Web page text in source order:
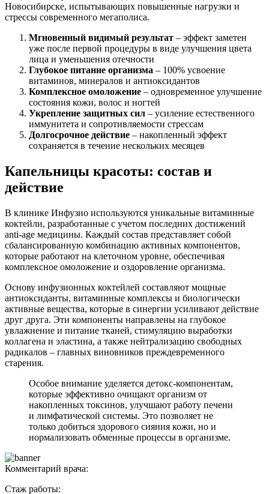
Новосибирске, испытывающих повышенные нагрузки и
стрессы современного мегаполиса.
Мгновенный видимый результат – эффект заметен
уже после первой процедуры в виде улучшения цвета
лица и уменьшения отечности
Глубокое питание организма – 100% усвоение
витаминов, минералов и антиоксидантов
Комплексное омоложение – одновременное улучшение
состояния кожи, волос и ногтей
Укрепление защитных сил – усиление естественного
иммунитета и сопротивляемости стрессам
Долгосрочное действие – накопленный эффект
сохраняется в течение нескольких месяцев
Капельницы красоты: состав и
действие
В клинике Инфузио используются уникальные витаминные
коктейли, разработанные с учетом последних достижений
anti-age медицины. Каждый состав представляет собой
сбалансированную комбинацию активных компонентов,
которые работают на клеточном уровне, обеспечивая
комплексное омоложение и оздоровление организма.
Основу инфузионных коктейлей составляют мощные
антиоксиданты, витаминные комплексы и биологически
активные вещества, которые в синергии усиливают действие
друг друга. Эти компоненты направлены на глубокое
увлажнение и питание тканей, стимуляцию выработки
коллагена и эластина, а также нейтрализацию свободных
радикалов – главных виновников преждевременного
старения.
Особое внимание уделяется детокс-компонентам,
которые эффективно очищают организм от
накопленных токсинов, улучшают работу печени
и лимфатической системы. Это позволяет не
только добиться здорового сияния кожи, но и
нормализовать обменные процессы в организме.
Комментарий врача:
Стаж работы: